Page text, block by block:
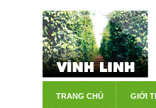
TRANG CHỦ GIỚI